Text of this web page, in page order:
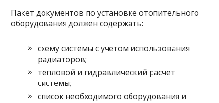
Пакет документов по установке отопительного
оборудования должен содержать:
схему системы с учетом использования
радиаторов;
тепловой и гидравлический расчет
системы;
список необходимого оборудования и